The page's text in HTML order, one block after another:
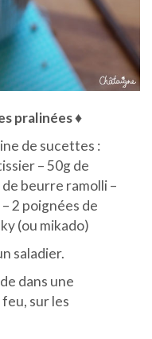
pralinées♦
de sucettes :
– 50g de
beurre ramolli –
2 poignées de
(ou mikado)
saladier.
dans une
sur les